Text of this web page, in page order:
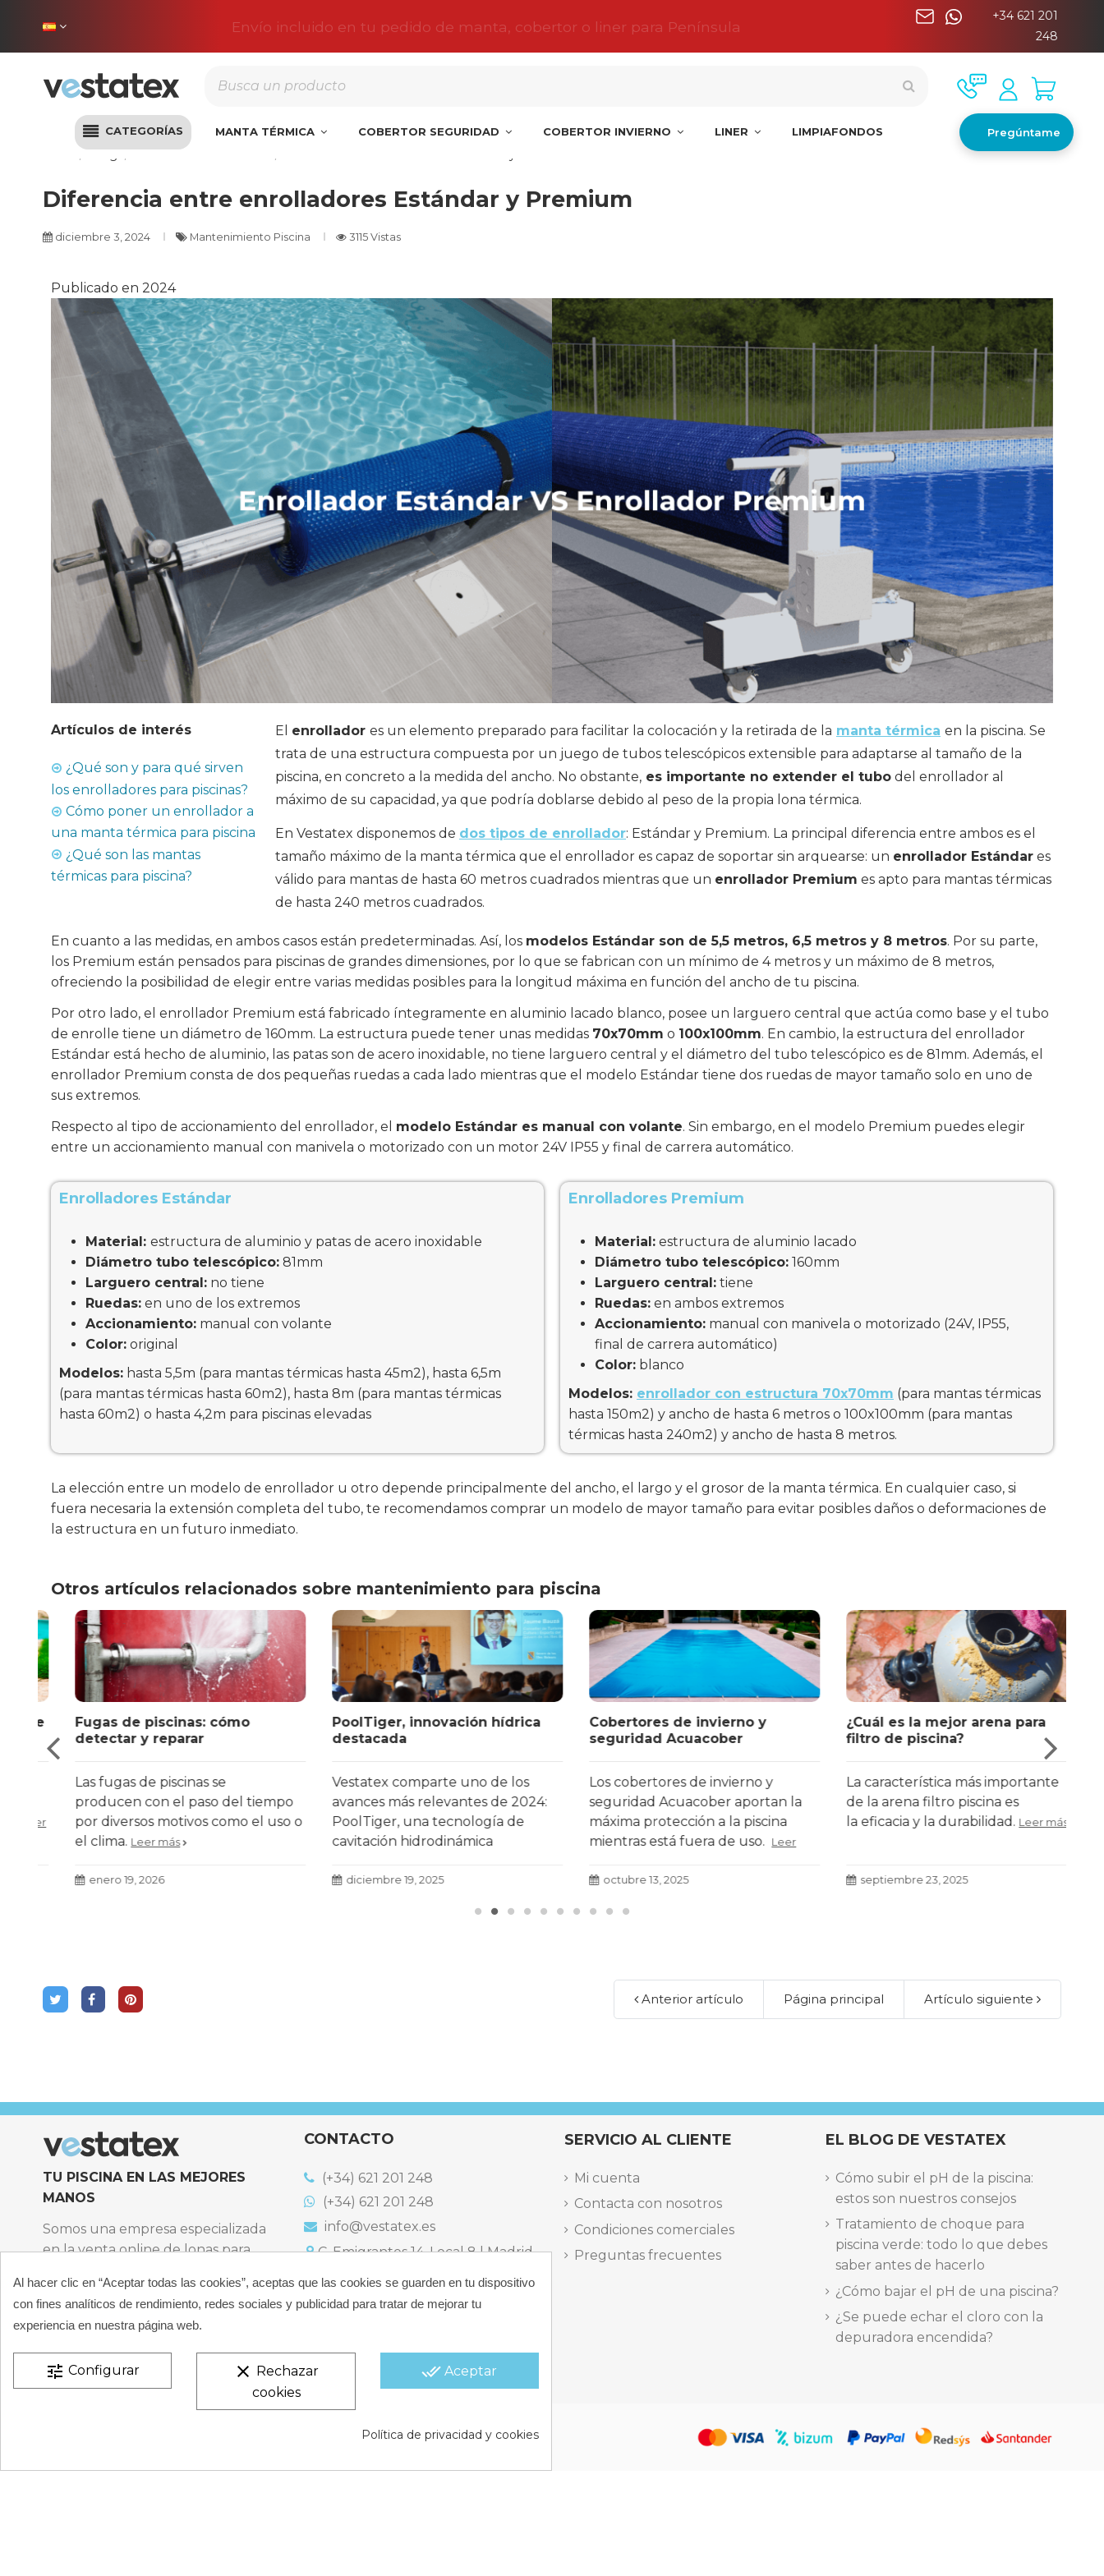
Envío incluido en tu pedido de manta, cobertor o liner para Península
+34 621 201
248
CATEGORÍAS MANTA TÉRMICA COBERTOR SEGURIDAD COBERTOR INVIERNO LINER LIMPIAFONDOS Pregúntame
Blog Mantenimiento Piscina
Diferencia entre enrolladores Estándar y Premium
diciembre 3, 2024 Mantenimiento Piscina 3115 Vistas
Publicado en 2024
Artículos de interés
¿Qué son y para qué sirven
los enrolladores para piscinas?
Cómo poner un enrollador a
una manta térmica para piscina
¿Qué son las mantas
térmicas para piscina?
El enrollador es un elemento preparado para facilitar la colocación y la retirada de la manta térmica en la piscina. Se
trata de una estructura compuesta por un juego de tubos telescópicos extensible para adaptarse al tamaño de la
piscina, en concreto a la medida del ancho. No obstante,es importante no extender el tubodel enrollador al
máximo de su capacidad, ya que podría doblarse debido al peso de la propia lona térmica.
En Vestatex disponemos de dos tipos de enrollador: Estándar y Premium. La principal diferencia entre ambos es el
tamaño máximo de la manta térmica que el enrollador es capaz de soportar sin arquearse: un enrollador Estándares
válido para mantas de hasta 60 metros cuadrados mientras que un enrollador Premium es apto para mantas térmicas
de hasta 240 metros cuadrados.
En cuanto a las medidas, en ambos casos están predeterminadas. Así, los modelos Estándar son de 5,5 metros, 6,5 metros y 8 metros. Por su parte,
los Premium están pensados para piscinas de grandes dimensiones, por lo que se fabrican con un mínimo de 4 metros y un máximo de 8 metros,
ofreciendo la posibilidad de elegir entre varias medidas posibles para la longitud máxima en función del ancho de tu piscina.
Por otro lado, el enrollador Premium está fabricado íntegramente en aluminio lacado blanco, posee un larguero central que actúa como base y el tubo
de enrolle tiene un diámetro de 160mm. La estructura puede tener unas medidas 70x70mm o 100x100mm. En cambio, la estructura del enrollador
Estándar está hecho de aluminio, las patas son de acero inoxidable, no tiene larguero central y el diámetro del tubo telescópico es de 81mm. Además, el
enrollador Premium consta de dos pequeñas ruedas a cada lado mientras que el modelo Estándar tiene dos ruedas de mayor tamaño solo en uno de
sus extremos.
Respecto al tipo de accionamiento del enrollador, el modelo Estándar es manual con volante. Sin embargo, en el modelo Premium puedes elegir
entre un accionamiento manual con manivela o motorizado con un motor 24V IP55 y final de carrera automático.
Enrolladores Estándar
Material: estructura de aluminio y patas de acero inoxidable
Diámetro tubo telescópico: 81mm
Larguero central: no tiene
Ruedas: en uno de los extremos
Accionamiento: manual con volante
Color: original
Modelos: hasta 5,5m (para mantas térmicas hasta 45m2), hasta 6,5m
(para mantas térmicas hasta 60m2), hasta 8m (para mantas térmicas
hasta 60m2) o hasta 4,2m para piscinas elevadas
Enrolladores Premium
Material: estructura de aluminio lacado
Diámetro tubo telescópico: 160mm
Larguero central: tiene
Ruedas: en ambos extremos
Accionamiento: manual con manivela o motorizado (24V, IP55,
final de carrera automático)
Color: blanco
Modelos: enrollador con estructura 70x70mm (para mantas térmicas
hasta 150m2) y ancho de hasta 6 metros o 100x100mm (para mantas
térmicas hasta 240m2) y ancho de hasta 8 metros.
La elección entre un modelo de enrollador u otro depende principalmente del ancho, el largo y el grosor de la manta térmica. En cualquier caso, si
fuera necesaria la extensión completa del tubo, te recomendamos comprar un modelo de mayor tamaño para evitar posibles daños o deformaciones de
la estructura en un futuro inmediato.
Otros artículos relacionados sobre mantenimiento para piscina
Fugas de piscinas: cómo
detectar y reparar
Las fugas de piscinas se
producen con el paso del tiempo
por diversos motivos como el uso o
el clima.Leer más
enero 19, 2026
PoolTiger, innovación hídrica
destacada
Vestatex comparte uno de los
avances más relevantes de 2024:
PoolTiger, una tecnología de
cavitación hidrodinámica
Turisme con resultados un 71 %
diciembre 19, 2025
Cobertores de invierno y
seguridad Acuacober
Los cobertores de invierno y
seguridad Acuacober aportan la
máxima protección a la piscina
mientras está fuera de uso.Leer
octubre 13, 2025
¿Cuál es la mejor arena para
filtro de piscina?
La característica más importante
de la arena filtro piscina es
la eficacia y la durabilidad. Leer más
septiembre 23, 2025
Anterior artículo Página principal Artículo siguiente
TU PISCINA EN LAS MEJORES
MANOS
Somos una empresa especializada
en la venta online de lonas para
climatización, limpieza y
desinfección para piscinas privadas
particulares.
CONÓCENOS
CONTACTO
(+34) 621 201 248
(+34) 621 201 248
info@vestatex.es
C. Emigrantes 14, Local 8 | Madrid,
Bulevard dels Musics, 11 | Alicante,
España
SERVICIO AL CLIENTE
Mi cuenta
Contacta con nosotros
Condiciones comerciales
Preguntas frecuentes
EL BLOG DE VESTATEX
Cómo subir el pH de la piscina:
estos son nuestros consejos
Tratamiento de choque para
piscina verde: todo lo que debes
saber antes de hacerlo
¿Cómo bajar el pH de una piscina?
¿Se puede echar el cloro con la
depuradora encendida?
Términos y condiciones | Política de Cookies |
Política
Al hacer clic en “Aceptar todas las cookies”, aceptas que las cookies se guarden en tu dispositivo
con fines analíticos de rendimiento, redes sociales y publicidad para tratar de mejorar tu
experiencia en nuestra página web.
done_all Aceptar
clear Rechazar
cookies
tune Configurar
Política de privacidad y cookies